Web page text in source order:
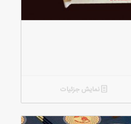
نمایش جزئیات